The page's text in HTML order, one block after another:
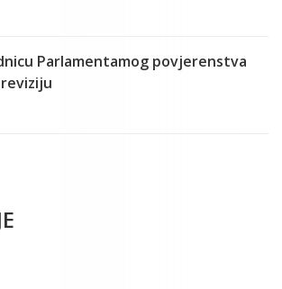
Parlamentamog povjerenstva